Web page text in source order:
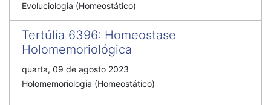
Evoluciologia (Homeostático)
Tertúlia 6396: Homeostase
Holomemoriológica
quarta, 09 de agosto 2023
Holomemoriologia (Homeostático)